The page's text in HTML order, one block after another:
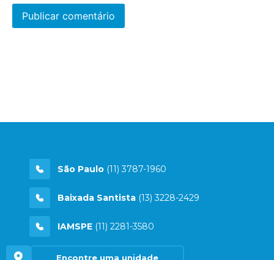
São Paulo (11) 3787-1960
Baixada Santista (13) 3228-2429
IAMSPE (11) 2281-3580
Encontre uma unidade